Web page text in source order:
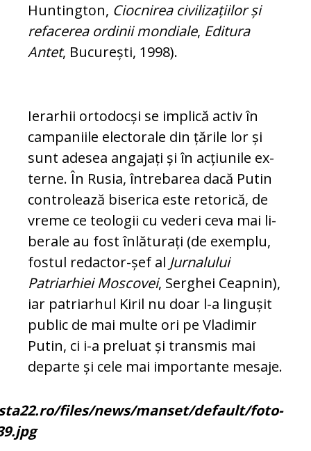
Huntington, Cioc­ni­reacivi­li­za­țiilor și
refa­ce­rea ordinii mondiale, Editura
Antet, Bucu­rești, 1998).
Ierarhii ortodocși se implică activ în
campaniile electorale din țările lor și
sunt adesea angajați și în acțiunile ex­
terne. În Rusia, întrebarea dacă Putin
controlează biserica este retorică, de
vreme ce teologii cu vederi ceva mai li­
berale au fost înlăturați (de exem­plu,
fostul redactor-șef al Jurnalului
Patriarhiei Moscovei, Serghei Ceap­nin),
iar patriarhul Kiril nu doar l-a lin­gușit
public de mai multe ori pe Vla­dimir
Putin, ci i-a preluat și trans­mis mai
departe și cele mai im­por­tante mesaje.